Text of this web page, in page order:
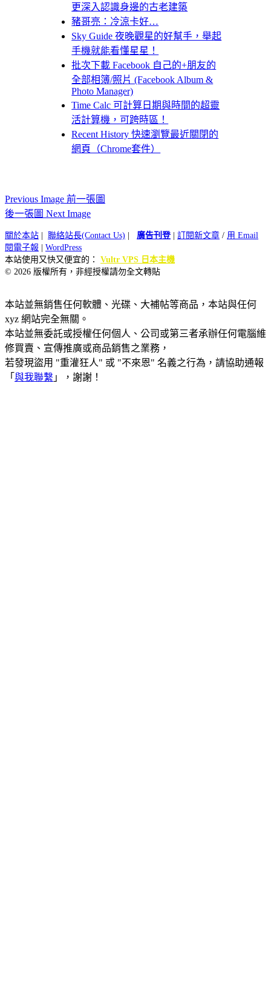
更深入認識身邊的古老建築
豬哥亮：冷涼卡好…
Sky Guide 夜晚觀星的好幫手，舉起
手機就能看懂星星！
批次下載 Facebook 自己的+朋友的
全部相簿/照片 (Facebook Album &
Photo Manager)
Time Calc 可計算日期與時間的超靈
活計算機，可跨時區！
Recent History 快速瀏覽最近關閉的
網頁（Chrome套件）
Previous Image 前一張圖
後一張圖 Next Image
關於本站 聯絡站長(Contact Us) 廣告刊登| 訂閱新文章 / 用 Email
閱電子報
WordPress
本站使用又快又便宜的： Vultr VPS 日本主機
© 2026 版權所有，非經授權請勿全文轉貼
本站並無銷售任何軟體、光碟、大補帖等商品，本站與任何
xyz 網站完全無關。
本站並無委託或授權任何個人、公司或第三者承辦任何電腦維
修買賣、宣傳推廣或商品銷售之業務，
若發現盜用 "重灌狂人" 或 "不來恩" 名義之行為，請協助通報
「 與我聯繫 」，謝謝！